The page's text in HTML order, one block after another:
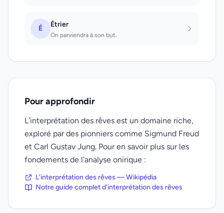
É Étrier
On parviendra à son but.
Pour approfondir
L'interprétation des rêves est un domaine riche,
exploré par des pionniers comme Sigmund Freud
et Carl Gustav Jung. Pour en savoir plus sur les
fondements de l'analyse onirique :
L'interprétation des rêves — Wikipédia
Notre guide complet d'interprétation des rêves